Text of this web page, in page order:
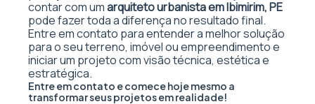
contar com umarquiteto urbanista em Ibimirim, PE
pode fazer toda a diferença no resultado final.
Entre em contato para entender a melhor solução
para o seu terreno, imóvel ou empreendimento e
iniciar um projeto com visão técnica, estética e
estratégica.
Entre em contato e comece hoje mesmo a
transformar seus projetos em realidade!